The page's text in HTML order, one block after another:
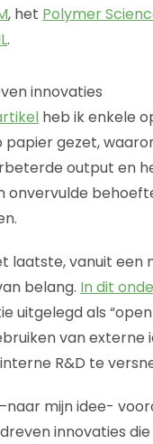
, het Polymer
.
innovaties
heb ik enkele
papier gezet,
output en
onvervulde
laatste, vanuit een
belang. In dit
uitgelegd als
van externe
R&D te
mijn idee-
innovaties